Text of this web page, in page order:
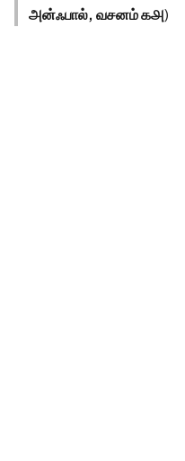
அன்ஃபால், வசனம் ௧௮)